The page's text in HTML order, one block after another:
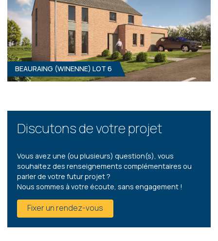
309 000 € HF*
- 176 M²
5570 WINENNE
BEAURAING (WINENNE) LOT 6
Discutons de votre projet
Vous avez une (ou plusieurs) question(s), vous
souhaitez des renseignements complémentaires ou
parler de votre futur projet ?
Nous sommes à votre écoute, sans engagement !
Fixer un rendez-vous